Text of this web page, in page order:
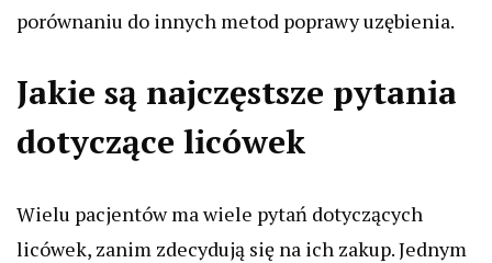
porównaniu do innych metod poprawy uzębienia.
Jakie są najczęstsze pytania
dotyczące licówek
Wielu pacjentów ma wiele pytań dotyczących
licówek, zanim zdecydują się na ich zakup. Jednym